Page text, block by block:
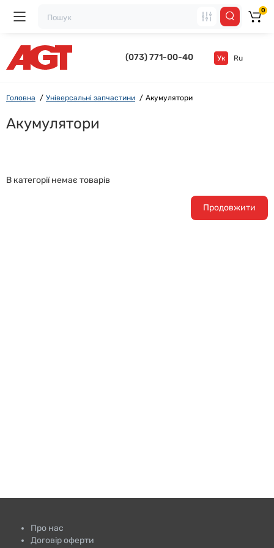
(073) 771-00-40 Ук Ru
0
Головна Універсальні запчастини Акумулятори
Акумулятори
В категорії немає товарів
Продовжити
Про нас
Договір оферти